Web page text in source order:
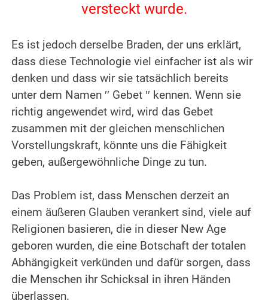
versteckt wurde.
Es ist jedoch derselbe Braden, der uns erklärt,
dass diese Technologie viel einfacher ist als wir
denken und dass wir sie tatsächlich bereits
unter dem Namen ′′ Gebet ′′ kennen. Wenn sie
richtig angewendet wird, wird das Gebet
zusammen mit der gleichen menschlichen
Vorstellungskraft, könnte uns die Fähigkeit
geben, außergewöhnliche Dinge zu tun.
Das Problem ist, dass Menschen derzeit an
einem äußeren Glauben verankert sind, viele auf
Religionen basieren, die in dieser New Age
geboren wurden, die eine Botschaft der totalen
Abhängigkeit verkünden und dafür sorgen, dass
die Menschen ihr Schicksal in ihren Händen
überlassen.